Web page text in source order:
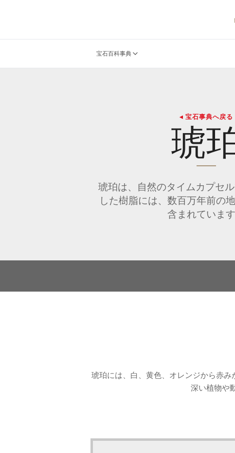
宝石百科事典
◂ 宝石事典へ戻る
琥
琥珀は、自然のタイムカプセ
した樹脂には、数百万年前の
含まれています
琥珀には、白、黄色、オレンジから赤
深い植物や